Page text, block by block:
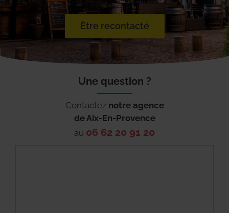
Être recontacté
Une question ?
Contactez notre agence
deAix-En-Provence
au 06 62 20 91 20